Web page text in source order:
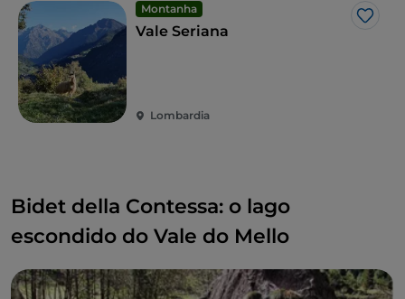
Montanha
Vale Seriana
Lombardia
Bidet della Contessa: o lago
escondido do Vale do Mello